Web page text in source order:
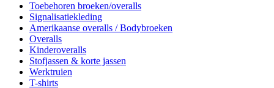
Toebehoren broeken/overalls
Signalisatiekleding
Amerikaanse overalls / Bodybroeken
Overalls
Kinderoveralls
Stofjassen & korte jassen
Werktruien
T-shirts